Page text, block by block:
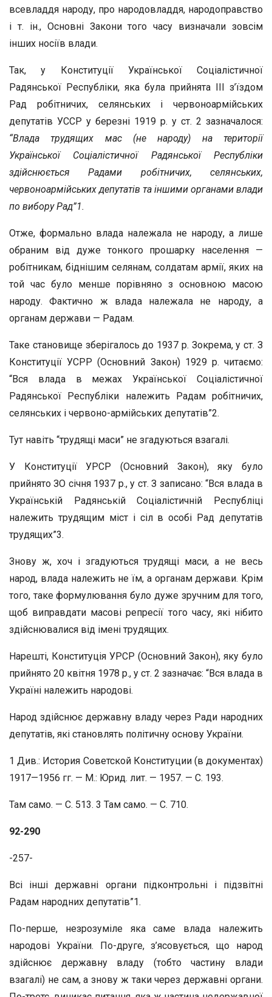
всевладдя народу, про народовладдя, народоправство
і т. ін., Основні Закони того часу визначали зовсім
інших носіїв влади.
Так, у Конституції Української Соціалістичної
Радянської Республіки, яка була прийнята III з’їздом
Рад робітничих, селянських і червоноармійських
депутатів УССР у березні 1919 р. у ст. 2 зазначалося:
“Влада трудящих мас (не народу) на території
Української Соціалістичної Радянської Республіки
здійснюється Радами робітничих, селянських,
червоноармійських депутатів та іншими органами влади
по вибору Рад”1.
Отже, формально влада належала не народу, а лише
обраним від дуже тонкого прошарку населення —
робітникам, біднішим селянам, солдатам армії, яких на
той час було менше порівняно з основною масою
народу. Фактично ж влада належала не народу, а
органам держави — Радам.
Таке становище зберігалось до 1937 р. Зокрема, у ст. З
Конституції УСРР (Основний Закон) 1929 р. читаємо:
“Вся влада в межах Української Соціалістичної
Радянської Республіки належить Радам робітничих,
селянських і червоно-армійських депутатів”2.
Тут навіть “трудящі маси” не згадуються взагалі.
У Конституції УРСР (Основний Закон), яку було
прийнято ЗО січня 1937 р., у ст. З записано: “Вся влада в
Українській Радянській Соціалістичній Республіці
належить трудящим міст і сіл в особі Рад депутатів
трудящих”3.
Знову ж, хоч і згадуються трудящі маси, а не весь
народ, влада належить не їм, а органам держави. Крім
того, таке формулювання було дуже зручним для того,
щоб виправдати масові репресії того часу, які нібито
здійснювалися від імені трудящих.
Нарешті, Конституція УРСР (Основний Закон), яку було
прийнято 20 квітня 1978 р., у ст. 2 зазначає: “Вся влада в
Україні належить народові.
Народ здійснює державну владу через Ради народних
депутатів, які становлять політичну основу України.
1 Див.: История Советской Конституции (в документах)
1917—1956 гг. — М.: Юрид. лит. — 1957. — С. 193.
Там само. — С. 513. 3 Там само. — С. 710.
92-290
-257-
Всі інші державні органи підконтрольні і підзвітні
Радам народних депутатів”1.
По-перше, незрозуміле яка саме влада належить
народові України. По-друге, з’ясовується, що народ
здійснює державну владу (тобто частину влади
взагалі) не сам, а знову ж таки через державні органи.